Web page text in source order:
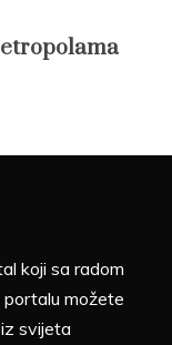
koji sa radom
možete
svijeta